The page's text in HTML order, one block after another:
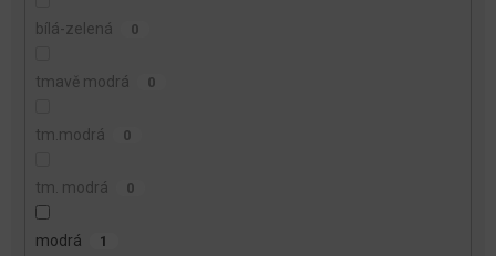
bílá-zelená 0
tmavě modrá 0
tm.modrá 0
tm. modrá 0
modrá 1